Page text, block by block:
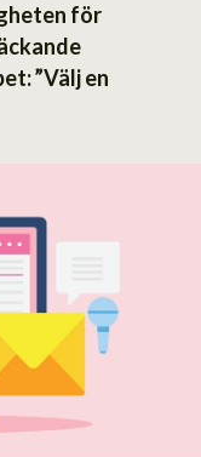
för
”Välj en